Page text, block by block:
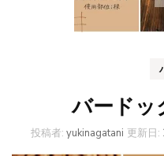
バードッ
投稿者: yukinagatani 更新日: